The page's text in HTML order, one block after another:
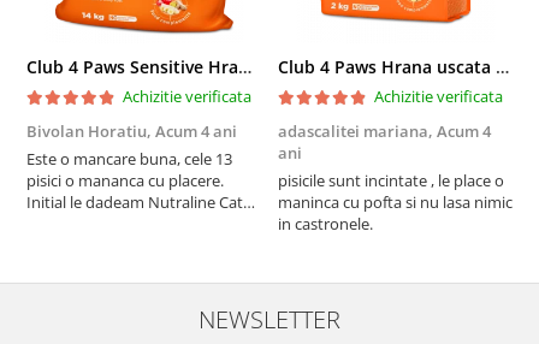
Club 4 Paws Sensitive Hrana uscata pisici adulte, 14kg
Achizitie verificata
Bivolan Horatiu, Acum 4 ani
Este o mancare buna, cele 13
pisici o mananca cu placere.
Initial le dadeam Nutraline Cat
nu o mananca cu placere. Eu
sunt multumit si voi continua cu
Club 4 Paws Hrana uscata pisici sterilizate, 2kg
Achizitie verificata
adascalitei mariana, Acum 4
ani
pisicile sunt incintate , le place o
maninca cu pofta si nu lasa nimic
in castronele.
NEWSLETTER